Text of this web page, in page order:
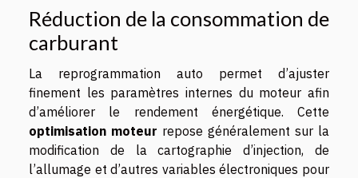
Réduction de la consommation de
carburant
La reprogrammation auto permet d’ajuster
finement les paramètres internes du moteur afin
d’améliorer le rendement énergétique. Cette
optimisation moteur repose généralement sur la
modification de la cartographie d’injection, de
l’allumage et d’autres variables électroniques pour